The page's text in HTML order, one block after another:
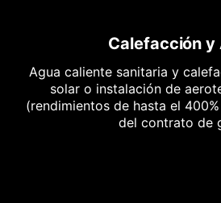
Calefacción y
Agua caliente sanitaria y
solar o instalación de
(rendimientos de hasta el
del contrato de